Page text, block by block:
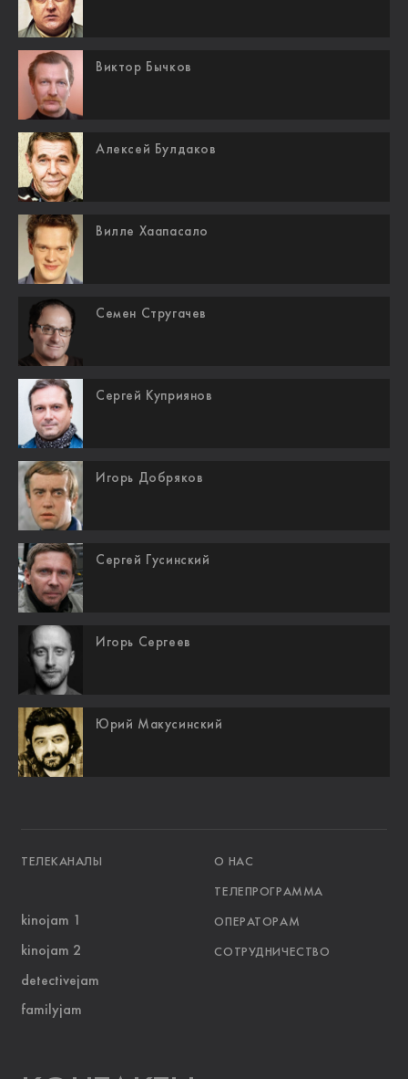
Виктор Бычков
Алексей Булдаков
Вилле Хаапасало
Семен Стругачев
Сергей Куприянов
Игорь Добряков
Сергей Гусинский
Игорь Сергеев
Юрий Макусинский
ТЕЛЕКАНАЛЫ О НАС
ТЕЛЕПРОГРАММА
ОПЕРАТОРАМ
СОТРУДНИЧЕСТВО
kinojam 1
kinojam 2
detectivejam
familyjam